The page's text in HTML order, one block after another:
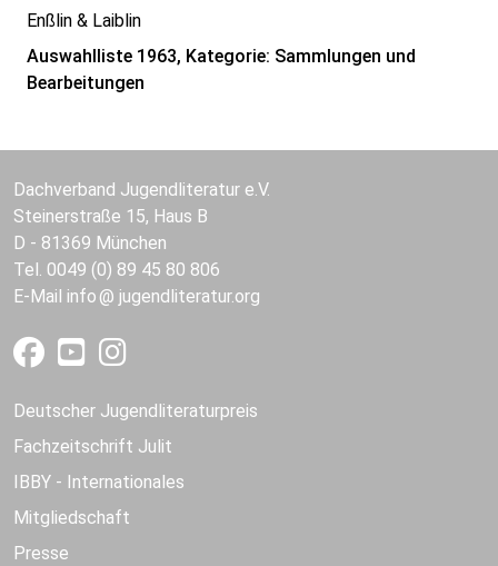
Enßlin & Laiblin
Auswahlliste 1963, Kategorie: Sammlungen und
Bearbeitungen
Dachverband Jugendliteratur e.V.
Steinerstraße 15, Haus B
D - 81369 München
Tel. 0049 (0) 89 45 80 806
E-Mail info jugendliteratur.org
Deutscher Jugendliteraturpreis
Fachzeitschrift Julit
IBBY - Internationales
Mitgliedschaft
Presse